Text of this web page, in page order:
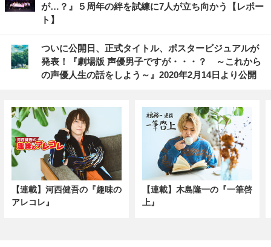
が…？』５周年の絆を試練に7人が立ち向かう【レポー
ト】
ついに公開日、正式タイトル、ポスタービジュアルが
発表！『劇場版 声優男子ですが・・・？ ～これから
の声優人生の話をしよう～』2020年2月14日より公開
【連載】河西健吾の『趣味の
アレコレ』
【連載】木島隆一の『一筆啓
上』